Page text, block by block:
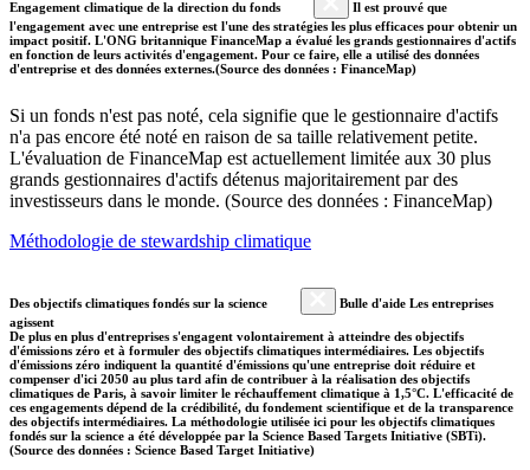
Engagement climatique de la direction du fonds
Il est prouvé que
l'engagement avec une entreprise est l'une des stratégies les plus efficaces pour obtenir un
impact positif. L'ONG britannique FinanceMap a évalué les grands gestionnaires d'actifs
en fonction de leurs activités d'engagement. Pour ce faire, elle a utilisé des données
d'entreprise et des données externes.(Source des données : FinanceMap)
Si un fonds n'est pas noté, cela signifie que le gestionnaire d'actifs
n'a pas encore été noté en raison de sa taille relativement petite.
L'évaluation de FinanceMap est actuellement limitée aux 30 plus
grands gestionnaires d'actifs détenus majoritairement par des
investisseurs dans le monde. (Source des données : FinanceMap)
Méthodologie de stewardship climatique
Des objectifs climatiques fondés sur la science
Bulle d'aide Les entreprises
agissent
De plus en plus d'entreprises s'engagent volontairement à atteindre des objectifs
d'émissions zéro et à formuler des objectifs climatiques intermédiaires. Les objectifs
d'émissions zéro indiquent la quantité d'émissions qu'une entreprise doit réduire et
compenser d'ici 2050 au plus tard afin de contribuer à la réalisation des objectifs
climatiques de Paris, à savoir limiter le réchauffement climatique à 1,5°C. L'efficacité de
ces engagements dépend de la crédibilité, du fondement scientifique et de la transparence
des objectifs intermédiaires. La méthodologie utilisée ici pour les objectifs climatiques
fondés sur la science a été développée par la Science Based Targets Initiative (SBTi).
(Source des données : Science Based Target Initiative)